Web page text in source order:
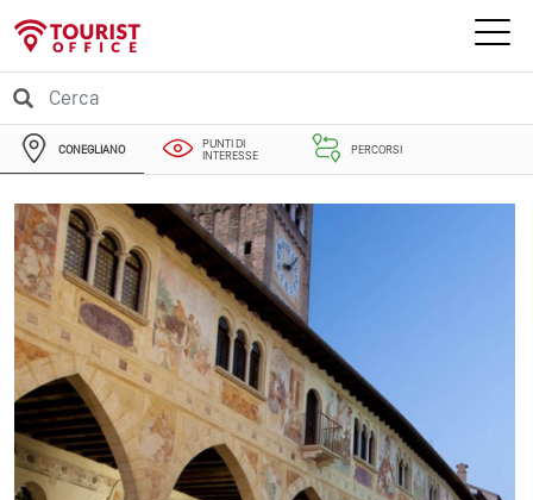
CONEGLIANO
PUNTI DI
INTERESSE
PERCORSI